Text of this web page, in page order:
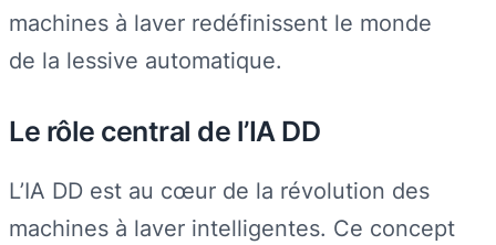
machines à laver redéfinissent le monde
de la lessive automatique.
Le rôle central de l’IA DD
L’IA DD est au cœur de la révolution des
machines à laver intelligentes. Ce concept